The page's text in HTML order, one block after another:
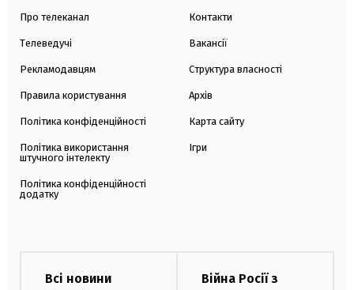
Про телеканал
Телеведучі
Рекламодавцям
Правила користування
Політика конфіденційності
Політика використання
штучного інтелекту
Політика конфіденційності
додатку
Контакти
Вакансії
Структура власності
Архів
Карта сайту
Ігри
Всі новини
Війна Росії з